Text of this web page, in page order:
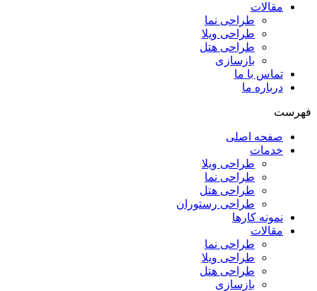
مقالات
طراحی نما
طراحی ویلا
طراحی هتل
بازسازی
تماس با ما
درباره ما
فهرست
صفحه اصلی
خدمات
طراحی ویلا
طراحی نما
طراحی هتل
طراحی رستوران
نمونه کارها
مقالات
طراحی نما
طراحی ویلا
طراحی هتل
بازسازی